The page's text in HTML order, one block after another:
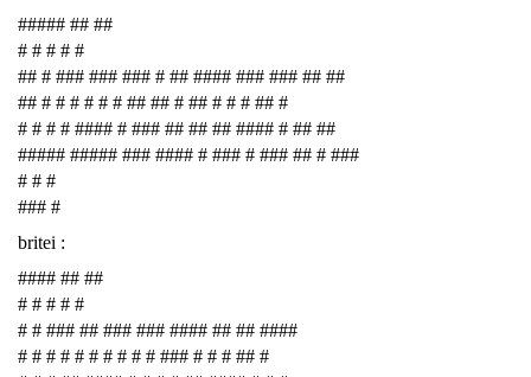
##### ## ##
# # # # #
## # ### ### ### # ## #### ### ### ## ##
## # # # # # # ## ## # ## # # # ## #
# # # # #### # ### ## ## ## #### # ## ##
##### ##### ### #### # ### # ### ## # ###
# # #
### #
britei :
#### ## ##
# # # # #
# # ### ## ### ### #### ## ## ####
# # # # # # # # # # ### # # # ## #